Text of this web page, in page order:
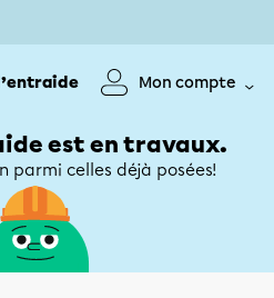
Mon compte
est en travaux.
parmi celles déjà posées!